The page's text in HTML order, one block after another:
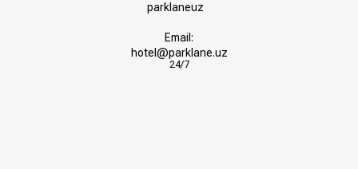
parklaneuz
Email:
hotel@parklane.uz
24/7